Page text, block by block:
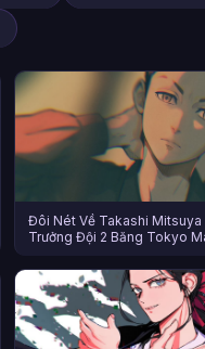
Đôi Nét Về Takashi
Trưởng Đội 2 Băng Tokyo